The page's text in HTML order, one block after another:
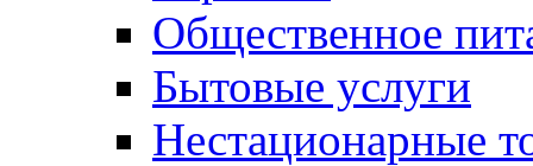
Общественное
Бытовые услуги
Нестационарные